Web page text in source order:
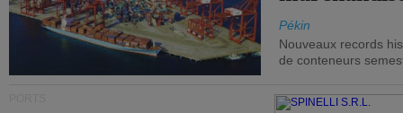
Pékin
Nouveaux records
de conteneurs